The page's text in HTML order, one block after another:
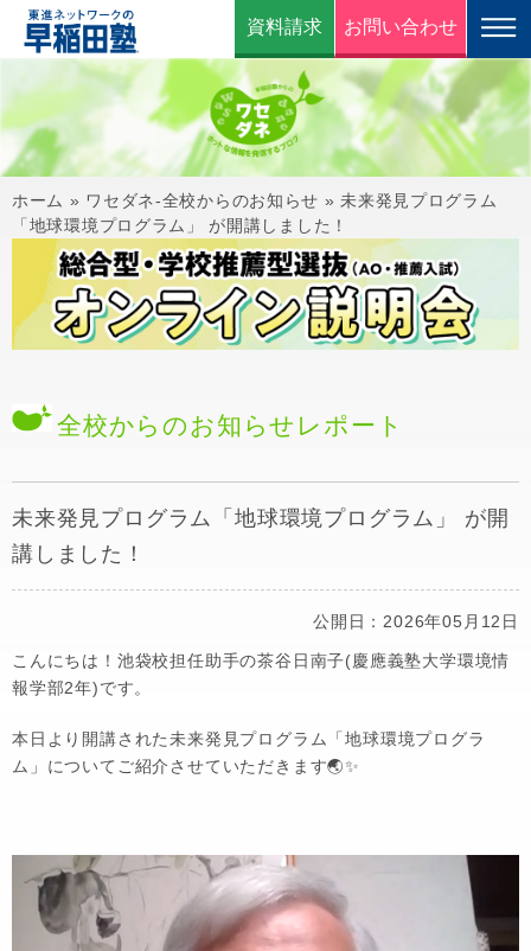
資料請求 お問い合わせ
ホーム » ワセダネ-全校からのお知らせ »未来発見プログラム
「地球環境プログラム」 が開講しました！
全校からのお知らせ レポート
未来発見プログラム「地球環境プログラム」 が開
講しました！
公開日：2026年05月12日
こんにちは！池袋校担任助手の茶谷日南子(慶應義塾大学環境情
報学部2年)です。
本日より開講された未来発見プログラム「地球環境プログラ
ム」についてご紹介させていただきます🌏✨